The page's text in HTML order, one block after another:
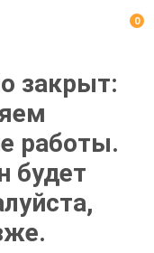
0
закрыт:
работы.
будет